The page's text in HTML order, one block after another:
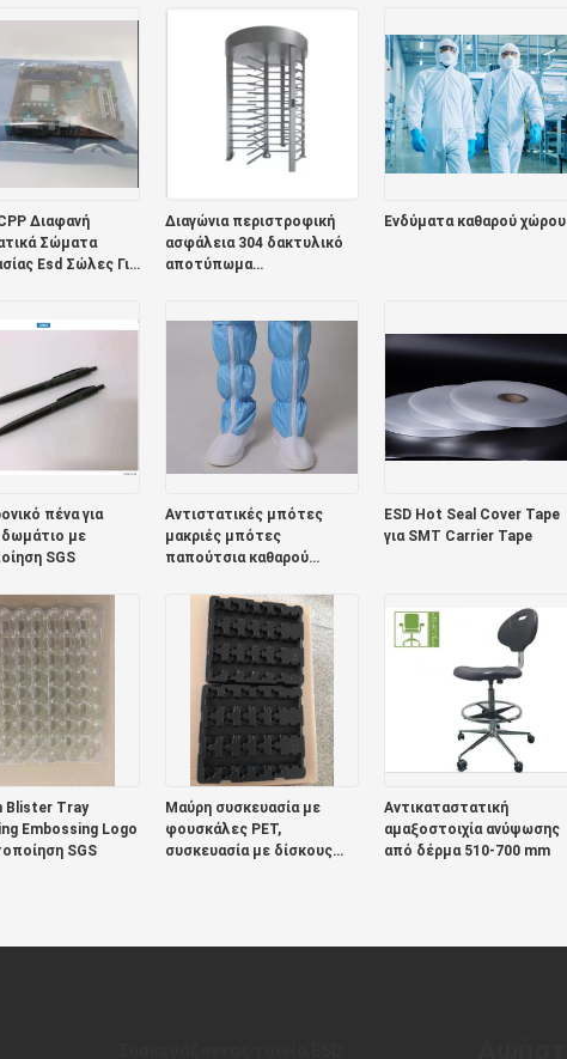
Διαφανή
Σώματα
Esd Σώλες Για
Διαγώνια περιστροφική
ασφάλεια 304 δακτυλικό
αποτύπωμα
Ενδύματα καθαρού χώρου
πένα για
με
SGS
Αντιστατικές μπότες
μακριές μπότες
παπούτσια καθαρού
μεγέθη 35-50
ESD Hot Seal Cover Tape
για SMT Carrier Tape
Blister Tray
Embossing Logo
SGS
Μαύρη συσκευασία με
φουσκάλες PET,
συσκευασία με δίσκους
Αντικαταστατική
αμαξοστοιχία ανύψωσης
από δέρμα 510-700 mm